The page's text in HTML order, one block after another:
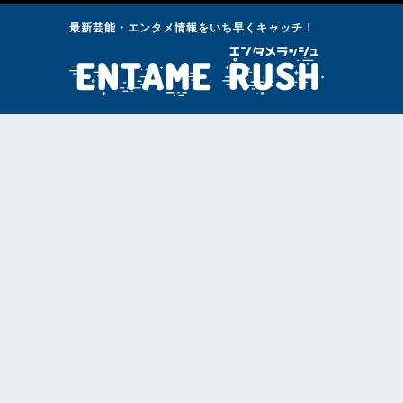
最新芸能・エンタメ情報をいち早くキャッチ！